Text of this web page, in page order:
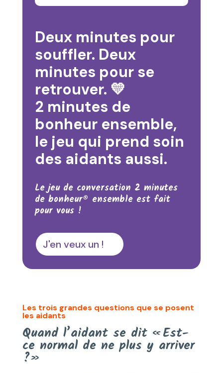
Deux minutes pour
souffler. Deux
minutes pour se
retrouver. 💛
2 minutes de
bonheur ensemble,
le jeu qui prend soin
des aidants aussi.
Le jeu de conversation 2 minutes
de bonheur® ensemble est fait
pour vous !
J'en veux un !
Les trois grandes questions que se posent
les aidants
Quand l’aidant se dit « Est-
ce normal de ne plus y arriver
?»